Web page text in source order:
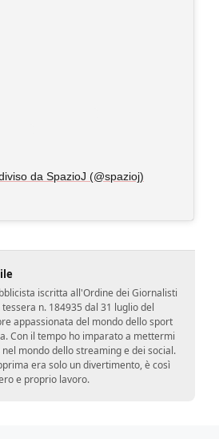
da SpazioJ (@spazioj)
iscritta all'Ordine dei Giornalisti
n. 184935 dal 31 luglio del
appassionata del mondo dello sport
Con il tempo ho imparato a mettermi
nel mondo dello streaming e dei social.
era solo un divertimento, è così
e proprio lavoro.